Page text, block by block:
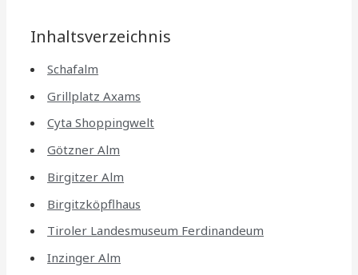
Inhaltsverzeichnis
Schafalm
Grillplatz Axams
Cyta Shoppingwelt
Götzner Alm
Birgitzer Alm
Birgitzköpflhaus
Tiroler Landesmuseum Ferdinandeum
Inzinger Alm